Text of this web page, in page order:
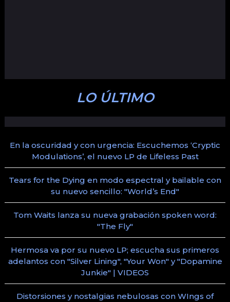
LO ÚLTIMO
En la oscuridad y con urgencia: Escuchemos ‘Cryptic
Modulations’, el nuevo LP de Lifeless Past
Tears for the Dying en modo espectral y bailable con
su nuevo sencillo: "World’s End"
Tom Waits lanza su nueva grabación spoken word:
"The Fly"
Hermosa va por su nuevo LP; escucha sus primeros
adelantos con "Silver Lining", "Your Won" y "Dopamine
Junkie" | VIDEOS
Distorsiones y nostalgias nebulosas con WIngs of